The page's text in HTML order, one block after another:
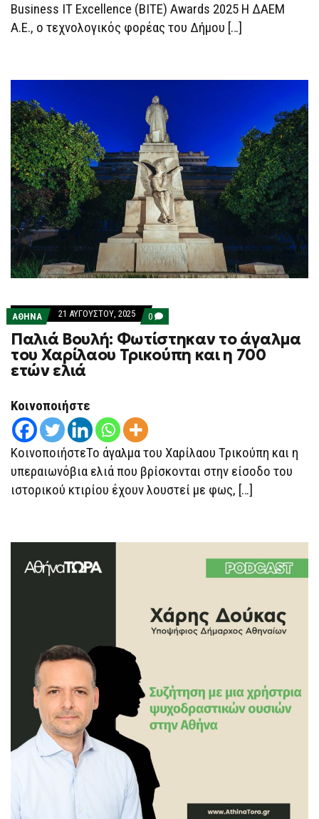
Business IT Excellence (BITE) Awards 2025 Η ΔΑΕΜ
Α.Ε., ο τεχνολογικός φορέας του Δήμου […]
ΑΘΗΝΑ 21 ΑΥΓΟΎΣΤΟΥ, 2025 0 COMMENTS
ON
ΠΑΛΙΆ
ΒΟΥΛΉ:
ΦΩΤΊΣΤΗΚΑΝ
ΕΤΏΝ
ΕΛΙΆ
Παλιά Βουλή: Φωτίστηκαν το άγαλμα
του Χαρίλαου Τρικούπη και η 700
ετών ελιά
Κοινοποιήστε
ΚοινοποιήστεΤο άγαλμα του Χαρίλαου Τρικούπη και η
υπεραιωνόβια ελιά που βρίσκονται στην είσοδο του
ιστορικού κτιρίου έχουν λουστεί με φως, […]